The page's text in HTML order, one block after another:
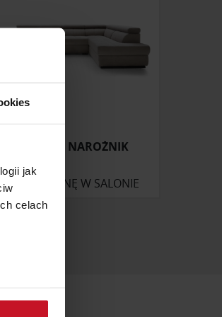
jak
celach
LIZBONA III NAROŻNIK
O CENĘ W SALONIE